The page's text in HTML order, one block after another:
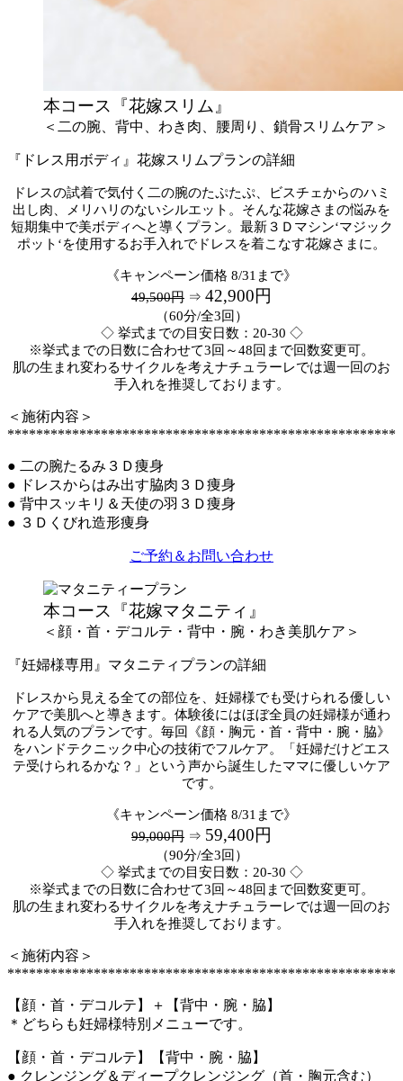
本コース『花嫁スリム』
＜二の腕、背中、わき肉、腰周り、鎖骨スリムケア＞
『ドレス用ボディ』花嫁スリムプランの詳細
ドレスの試着で気付く二の腕のたぷたぷ、ビスチェからのハミ
出し肉、メリハリのないシルエット。そんな花嫁さまの悩みを
短期集中で美ボディへと導くプラン。最新３Ｄマシン‘マジック
ポット‘を使用するお手入れでドレスを着こなす花嫁さまに。
《キャンペーン価格 8/31まで》
49,500円 ⇒ 42,900円
（60分/全3回）
◇ 挙式までの目安日数：20-30 ◇
※挙式までの日数に合わせて3回～48回まで回数変更可。
肌の生まれ変わるサイクルを考えナチュラーレでは週一回のお
手入れを推奨しております。
＜施術内容＞
******************************************************
● 二の腕たるみ３Ｄ痩身
● ドレスからはみ出す脇肉３Ｄ痩身
● 背中スッキリ＆天使の羽３Ｄ痩身
● ３Ｄくびれ造形痩身
ご予約＆お問い合わせ
本コース『花嫁マタニティ』
＜顔・首・デコルテ・背中・腕・わき美肌ケア＞
『妊婦様専用』マタニティプランの詳細
ドレスから見える全ての部位を、妊婦様でも受けられる優しい
ケアで美肌へと導きます。体験後にはほぼ全員の妊婦様が通わ
れる人気のプランです。毎回《顔・胸元・首・背中・腕・脇》
をハンドテクニック中心の技術でフルケア。「妊婦だけどエス
テ受けられるかな？」という声から誕生したママに優しいケア
です。
《キャンペーン価格 8/31まで》
99,000円 ⇒ 59,400円
（90分/全3回）
◇ 挙式までの目安日数：20-30 ◇
※挙式までの日数に合わせて3回～48回まで回数変更可。
肌の生まれ変わるサイクルを考えナチュラーレでは週一回のお
手入れを推奨しております。
＜施術内容＞
******************************************************
【顔・首・デコルテ】＋【背中・腕・脇】
＊どちらも妊婦様特別メニューです。
【顔・首・デコルテ】
【背中・腕・脇】
● クレンジング＆ディープクレンジング（首・胸元含む）